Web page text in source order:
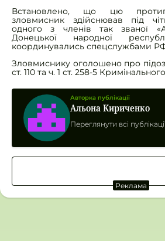
Встановлено, що цю
зловмисник здійснював під
одного з членів так званої
Донецької народної
координувались спецслужбами
Зловмиснику оголошено про
ст. 110 та ч. 1 ст. 258-5
Авторка публікації
Альона Кириченко
Переглянути всі
Реклама